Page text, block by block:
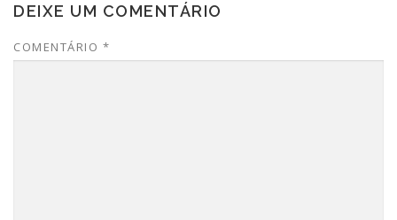
DEIXE UM COMENTÁRIO
COMENTÁRIO *